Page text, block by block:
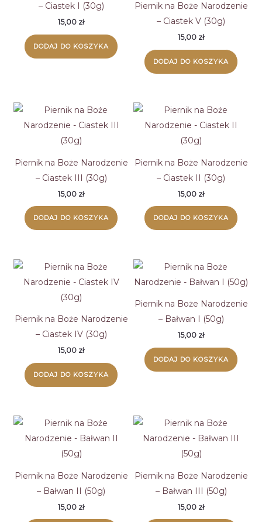
– Ciastek I (30g)
15,00 zł
DODAJ DO KOSZYKA
Piernik na Boże Narodzenie
– Ciastek V (30g)
15,00 zł
DODAJ DO KOSZYKA
Piernik na Boże Narodzenie
– Ciastek III (30g)
15,00 zł
DODAJ DO KOSZYKA
Piernik na Boże Narodzenie
– Ciastek II (30g)
15,00 zł
DODAJ DO KOSZYKA
Piernik na Boże Narodzenie
– Ciastek IV (30g)
15,00 zł
DODAJ DO KOSZYKA
Piernik na Boże Narodzenie
– Bałwan I (50g)
15,00 zł
DODAJ DO KOSZYKA
Piernik na Boże Narodzenie
– Bałwan II (50g)
15,00 zł
Piernik na Boże Narodzenie
– Bałwan III (50g)
15,00 zł